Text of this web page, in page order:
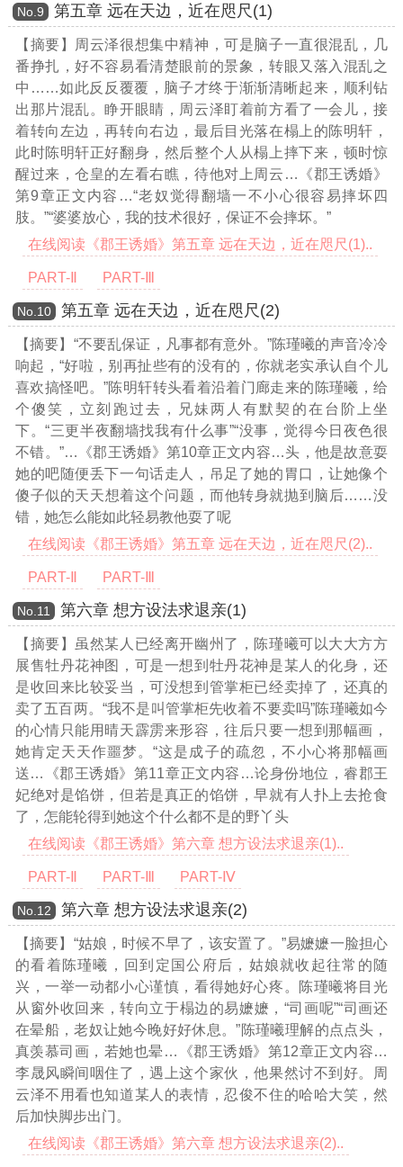
Νο.9 第五章 远在天边，近在咫尺(1)
【摘要】周云泽很想集中精神，可是脑子一直很混乱，几
番挣扎，好不容易看清楚眼前的景象，转眼又落入混乱之
中……如此反反覆覆，脑子才终于渐渐清晰起来，顺利钻
出那片混乱。睁开眼睛，周云泽盯着前方看了一会儿，接
着转向左边，再转向右边，最后目光落在榻上的陈明轩，
此时陈明轩正好翻身，然后整个人从榻上摔下来，顿时惊
醒过来，仓皇的左看右瞧，待他对上周云 …《郡王诱婚》
第9章正文内容…“老奴觉得翻墙一不小心很容易摔坏四
肢。”“婆婆放心，我的技术很好，保证不会摔坏。”
在线阅读《郡王诱婚》第五章 远在天边，近在咫尺(1)..
PART-Ⅱ PART-Ⅲ
Νο.10 第五章 远在天边，近在咫尺(2)
【摘要】“不要乱保证，凡事都有意外。”陈瑾曦的声音冷冷
响起，“好啦，别再扯些有的没有的，你就老实承认自个儿
喜欢搞怪吧。”陈明轩转头看着沿着门廊走来的陈瑾曦，给
个傻笑，立刻跑过去，兄妹两人有默契的在台阶上坐
下。“三更半夜翻墙找我有什么事”“没事，觉得今日夜色很
不错。”…《郡王诱婚》第10章正文内容…头，他是故意耍
她的吧随便丢下一句话走人，吊足了她的胃口，让她像个
傻子似的天天想着这个问题，而他转身就抛到脑后……没
错，她怎么能如此轻易教他耍了呢
在线阅读《郡王诱婚》第五章 远在天边，近在咫尺(2)..
PART-Ⅱ PART-Ⅲ
Νο.11 第六章 想方设法求退亲(1)
【摘要】虽然某人已经离开幽州了，陈瑾曦可以大大方方
展售牡丹花神图，可是一想到牡丹花神是某人的化身，还
是收回来比较妥当，可没想到管掌柜已经卖掉了，还真的
卖了五百两。“我不是叫管掌柜先收着不要卖吗”陈瑾曦如今
的心情只能用晴天霹雳来形容，往后只要一想到那幅画，
她肯定天天作噩梦。“这是成子的疏忽，不小心将那幅画
送…《郡王诱婚》第11章正文内容…论身份地位，睿郡王
妃绝对是馅饼，但若是真正的馅饼，早就有人扑上去抢食
了，怎能轮得到她这个什么都不是的野丫头
在线阅读《郡王诱婚》第六章 想方设法求退亲(1)..
PART-Ⅱ PART-Ⅲ PART-Ⅳ
Νο.12 第六章 想方设法求退亲(2)
【摘要】“姑娘，时候不早了，该安置了。”易嬷嬷一脸担心
的看着陈瑾曦，回到定国公府后，姑娘就收起往常的随
兴，一举一动都小心谨慎，看得她好心疼。陈瑾曦将目光
从窗外收回来，转向立于榻边的易嬷嬷，“司画呢”“司画还
在晕船，老奴让她今晚好好休息。”陈瑾曦理解的点点头，
真羡慕司画，若她也晕 …《郡王诱婚》第12章正文内容…
李晟风瞬间咽住了，遇上这个家伙，他果然讨不到好。周
云泽不用看也知道某人的表情，忍俊不住的哈哈大笑，然
后加快脚步出门。
在线阅读《郡王诱婚》第六章 想方设法求退亲(2)..